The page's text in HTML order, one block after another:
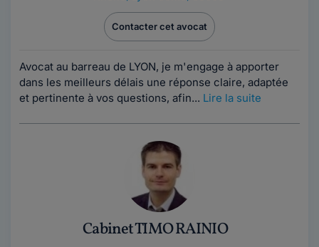
Contacter cet avocat
Avocat au barreau de LYON, je m'engage à apporter
dans les meilleurs délais une réponse claire, adaptée
et pertinente à vos questions, afin... Lire la suite
Cabinet TIMO RAINIO